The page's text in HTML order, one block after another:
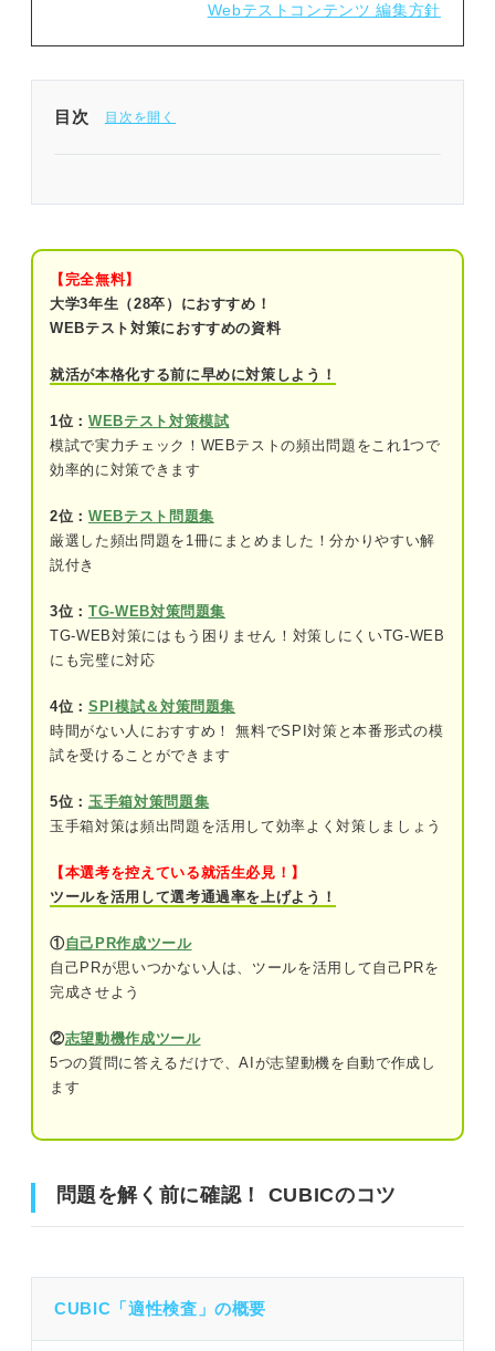
Webテストコンテンツ 編集方針
目次
方の解説付き！
問題2（難易度：★★☆☆☆）
問題3（難易度：★★☆☆☆）
問題4（難易度：★★☆☆☆）
問題5（難易度：★★☆☆☆）
問題6（難易度：★★☆☆☆）
問題9（難易度：★★☆☆☆）
問題11（難易度：★★★☆☆）
問題13（難易度：★★★☆☆）
問題14（難易度：★★★☆☆）
問題15（難易度：★★★☆☆）
問題16（難易度：★★★☆☆）
問題18（難易度：★★★☆☆）
問題24（難易度：★★★☆☆）
【完全無料】
大学3年生（28卒）におすすめ！
WEBテスト対策におすすめの資料
就活が本格化する前に早めに対策しよう！
1位： WEBテスト対策模試
模試で実力チェック！WEBテストの頻出問題をこれ1つで
効率的に対策できます
2位： WEBテスト問題集
厳選した頻出問題を1冊にまとめました！分かりやすい解
説付き
3位： TG-WEB対策問題集
TG-WEB対策にはもう困りません！対策しにくいTG-WEB
にも完璧に対応
4位： SPI模試＆対策問題集
時間がない人におすすめ！ 無料でSPI対策と本番形式の模
試を受けることができます
5位： 玉手箱対策問題集
玉手箱対策は頻出問題を活用して効率よく対策しましょう
【本選考を控えている就活生必見！】
ツールを活用して選考通過率を上げよう！
①自己PR作成ツール
自己PRが思いつかない人は、ツールを活用して自己PRを
完成させよう
②志望動機作成ツール
5つの質問に答えるだけで、AIが志望動機を自動で作成し
ます
問題を解く前に確認！ CUBICのコツ
CUBIC「適性検査」の概要
問題を解く前に確認！ CUBICのコツ